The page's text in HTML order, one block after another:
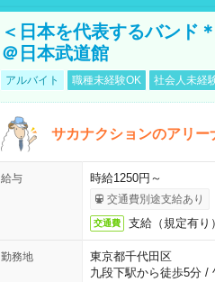
＜日本を代表するバンド
＠日本武道館
アルバイト 職種未経験OK 社会人未経
サカナクションのアリー
給与 時給1250円～
交通費別途支給あり
交通費 支給（規定有り）
勤務地
東京都千代田区
九段下駅から徒歩5分/